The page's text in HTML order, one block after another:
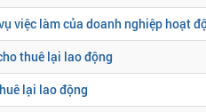
việc làm của doanh nghiệp hoạt
thuê lại lao động
lại lao động